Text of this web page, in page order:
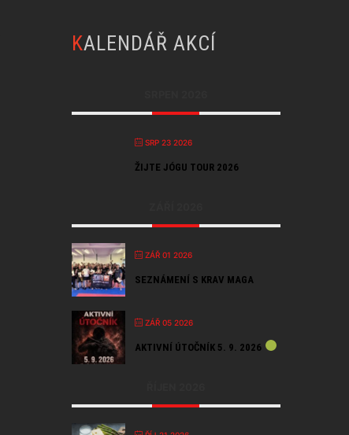
KALENDÁŘ AKCÍ
SRP 23 2026
ŽIJTE JÓGU TOUR 2026
ZÁŘ 01 2026
SEZNÁMENÍ S KRAV MAGA
ZÁŘ 05 2026
AKTIVNÍ ÚTOČNÍK 5. 9. 2026